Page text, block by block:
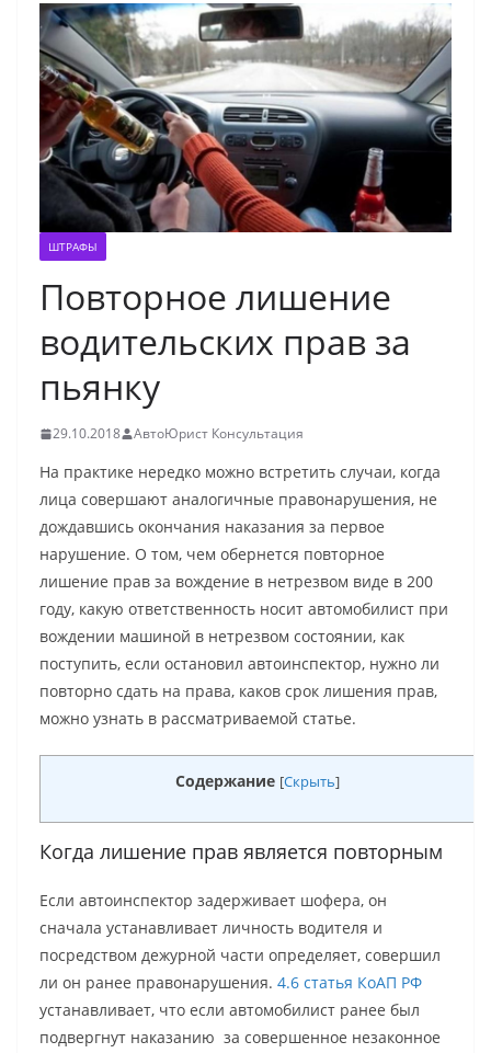
ШТРАФЫ
Повторное лишение
водительских прав за
пьянку
29.10.2018 АвтоЮрист Консультация
На практике нередко можно встретить случаи, когда
лица совершают аналогичные правонарушения, не
дождавшись окончания наказания за первое
нарушение. О том, чем обернется повторное
лишение прав за вождение в нетрезвом виде в 200
году, какую ответственность носит автомобилист при
вождении машиной в нетрезвом состоянии, как
поступить, если остановил автоинспектор, нужно ли
повторно сдать на права, каков срок лишения прав,
можно узнать в рассматриваемой статье.
Содержание [Скрыть]
Когда лишение прав является повторным
Если автоинспектор задерживает шофера, он
сначала устанавливает личность водителя и
посредством дежурной части определяет, совершил
ли он ранее правонарушения. 4.6 статья КоАП РФ
устанавливает, что если автомобилист ранее был
подвергнут наказанию за совершенное незаконное